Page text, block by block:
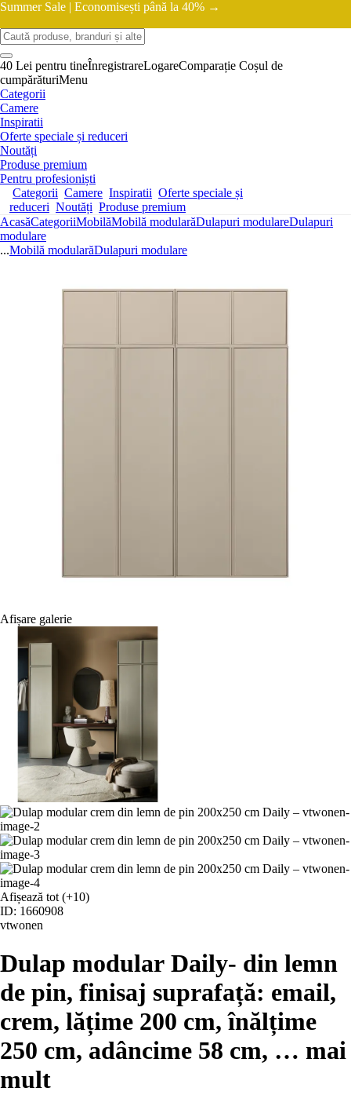
Summer Sale | Economisești până la 40% →
40 Lei pentru tineÎnregistrareLogareComparație Coșul de
cumpărăturiMenu
Categorii
Camere
Inspiratii
Oferte speciale și reduceri
Noutăți
Produse premium
Pentru profesioniști
Categorii Camere Inspiratii Oferte speciale și
reduceri Noutăți Produse premium
AcasăCategoriiMobilăMobilă modularăDulapuri modulareDulapuri
modulare
...Mobilă modularăDulapuri modulare
Afișare galerie
Afișează tot (+10)
ID: 1660908
vtwonen
Dulap modular Daily- din lemn
de pin, finisaj suprafață: email,
crem, lățime 200 cm, înălțime
250 cm, adâncime 58 cm, … mai
mult